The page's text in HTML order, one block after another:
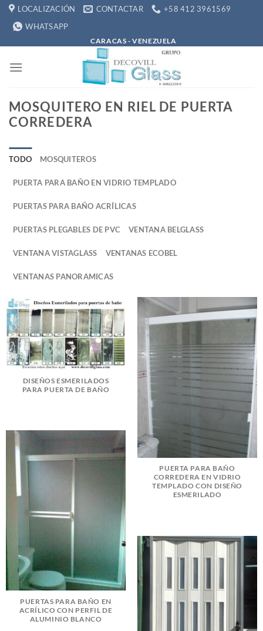
SaltarLOCALIZACIÓN CONTACTAR
+58 412 3961569
WHATSAPP
CARACAS - VENEZUELA
MOSQUITERO EN RIEL DE PUERTA
CORREDERA
TODO MOSQUITEROS
PUERTA PARA BAÑO EN VIDRIO TEMPLADO
PUERTAS PARA BAÑO ACRÍLICAS
PUERTAS PLEGABLES DE PVC VENTANA BELGLASS
VENTANA VISTAGLASS VENTANAS ECOBEL
VENTANAS PANORAMICAS
DISEÑOS ESMERILADOS
PARA PUERTA DE BAÑO
PUERTA PARA BAÑO
CORREDERA EN VIDRIO
TEMPLADO CON DISEÑO
ESMERILADO
PUERTAS PARA BAÑO EN
ACRÍLICO CON PERFIL DE
ALUMINIO BLANCO